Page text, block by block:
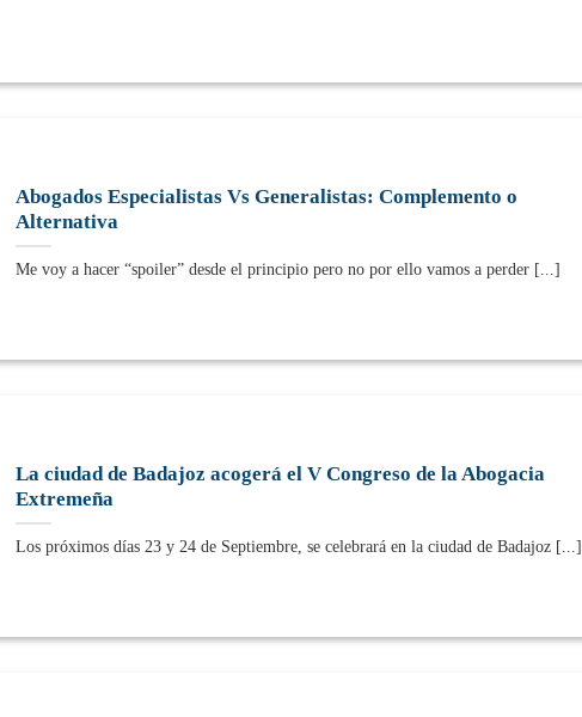
Abogados Especialistas Vs Generalistas: Complemento o
Alternativa
Me voy a hacer “spoiler” desde el principio pero no por ello vamos a perder [...]
La ciudad de Badajoz acogerá el V Congreso de la Abogacia
Extremeña
Los próximos días 23 y 24 de Septiembre, se celebrará en la ciudad de Badajoz [...]